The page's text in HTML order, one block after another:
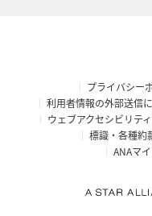
プライバシー
利用者情報の外部送信
ウェブアクセシビリテ
標識・各種約
ANAマ